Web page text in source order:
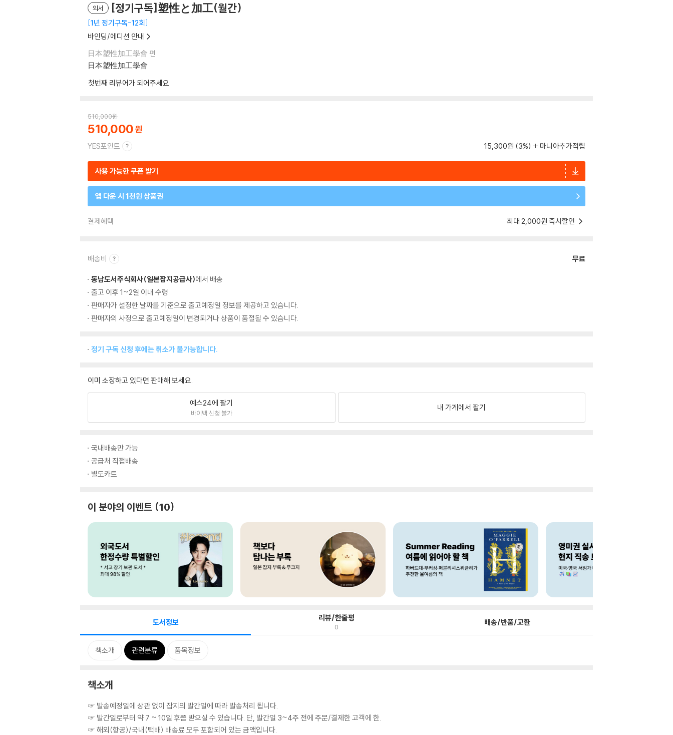
외서 [정기구독]塑性と加工(월간)
1년 정기구독-12회
바인딩/에디션 안내
日本塑性加工學會 편
日本塑性加工學會
첫번째 리뷰어가 되어주세요
510,000원
510,000
YES포인트 15,300원 (3%) 마니아추가적립
사용 가능한 쿠폰 받기
앱 다운 시 1천원 상품권
결제혜택 최대 2,000원 즉시할인
배송비 무료
동남도서주식회사(일본잡지공급사)에서 배송
출고 이후 1~2일 이내 수령
판매자가 설정한 날짜를 기준으로 출고예정일 정보를 제공하고 있습니다.
판매자의 사정으로 출고예정일이 변경되거나 상품이 품절될 수 있습니다.
정기 구독 신청 후에는 취소가 불가능합니다.
이미 소장하고 있다면 판매해 보세요.
예스24에 팔기
바이백 신청 불가
내 가게에서 팔기
국내배송만 가능
공급처 직접배송
별도카트
이 분야의 이벤트 10
도서정보 리뷰/한줄평
0 배송/반품/교환
책소개 관련분류 품목정보
책소개
☞ 발송예정일에 상관 없이 잡지의 발간일에 따라 발송처리 됩니다.
☞ 발간일로부터 약 7 ~ 10일 후쯤 받으실 수 있습니다. 단, 발간일 3~4주 전에 주문/결제한 고객에 한.
☞ 해외(항공)/국내(택배) 배송료 모두 포함되어 있는 금액입니다.